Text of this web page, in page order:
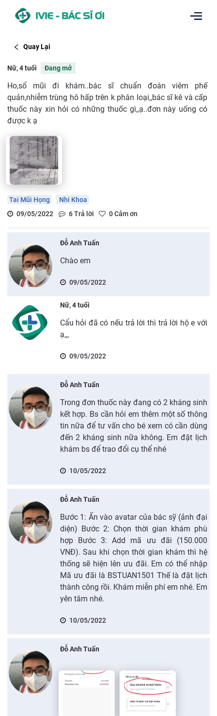
Quay Lại
Nữ, 4 tuổi Đang mở
Ho,sổ mũi đi khám..bác sĩ chuẩn đoán viêm phế
quản,nhiễm trùng hô hấp trên k phân loại,,bác sĩ kê và cấp
thuốc này xin hỏi có những thuốc gì,,ạ..đơn này uống có
được k ạ
Tai Mũi Họng
Nhi Khoa
09/05/2022
6Trả lời 0Cảm ơn
Đỗ Anh Tuấn
Chào em
09/05/2022
Nữ, 4 tuổi
Cẩu hỏi đã có nếu trả lời thì trả lời hộ e với
ạ,,,
09/05/2022
Đỗ Anh Tuấn
Trong đơn thuốc này đang có 2 kháng sinh
kết hợp. Bs cần hỏi em thêm một số thông
tin nữa để tư vấn cho bé xem có cần dùng
đến 2 kháng sinh nữa không. Em đặt lịch
khám bs để trao đổi cụ thể nhé
10/05/2022
Đỗ Anh Tuấn
Bước 1: Ấn vào avatar của bác sỹ (ảnh đại
diện) Bước 2: Chọn thời gian khám phù
hợp Bước 3: Add mã ưu đãi (150.000
VNĐ). Sau khi chọn thời gian khám thì hệ
thống sẽ hiện lên ưu đãi. Em có thể nhập
Mã ưu đãi là BSTUAN1501 Thế là đặt lịch
thành công rồi. Khám miễn phí em nhé. Em
yên tâm nhé.
10/05/2022
Đỗ Anh Tuấn